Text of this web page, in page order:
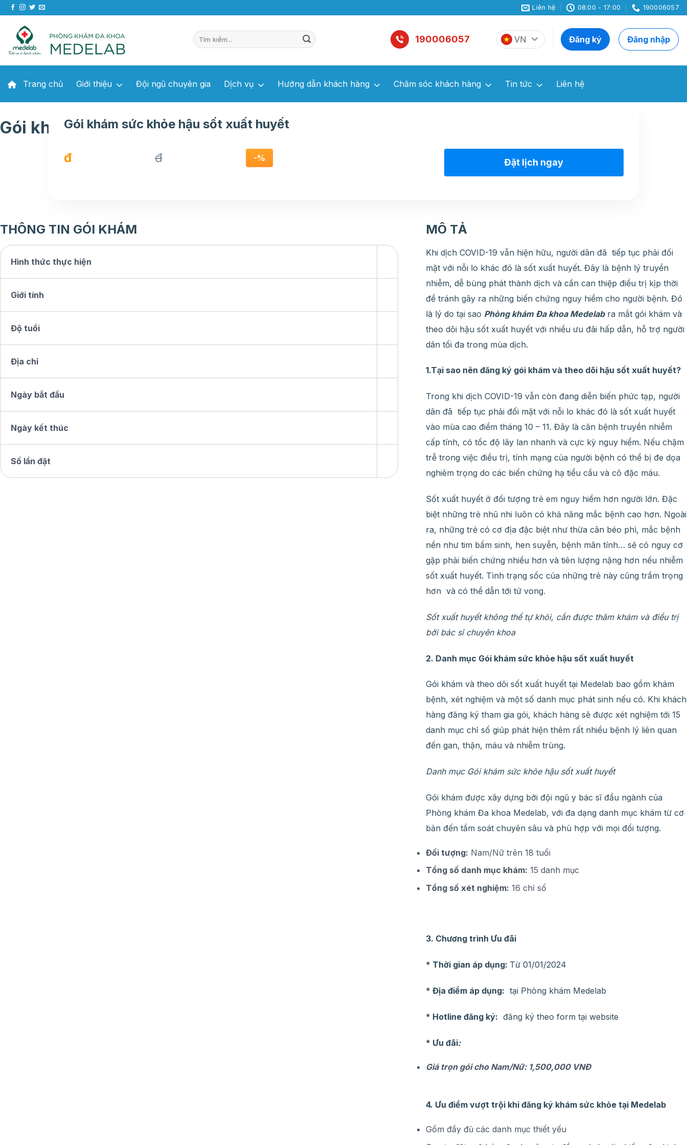
Chuyển
đến
dung
Liên hệ 08:00 - 17:00 190006057
190006057 VN Đăng ký Đăng nhập
Trang chủ Giới thiệu Đội ngũ chuyên gia Dịch vụ Hướng dẫn khách hàng Chăm sóc khách hàng Tin tức Liên hệ
Gói khám sức khỏe hậu sốt xuất huyết
Gói khám sức khỏe hậu sốt xuất huyết
đ đ -% Đặt lịch ngay
THÔNG TIN GÓI KHÁM
Hình thức thực hiện
Giới tính
Độ tuổi
Địa chỉ
Ngày bắt đầu
Ngày kết thúc
Số lần đặt
MÔ TẢ
Khi dịch COVID-19 vẫn hiện hữu, người dân đã tiếp tục phải đối
mặt với nỗi lo khác đó là sốt xuất huyết. Đây là bệnh lý truyền
nhiễm, dễ bùng phát thành dịch và cần can thiệp điều trị kịp thời
để tránh gây ra những biến chứng nguy hiểm cho người bệnh. Đó
là lý do tại sao Phòng khám Đa khoa Medelabra mắt gói khám và
theo dõi hậu sốt xuất huyết với nhiều ưu đãi hấp dẫn, hỗ trợ người
dân tối đa trong mùa dịch.
1.Tại sao nên đăng ký gói khám và theo dõi hậu sốt xuất huyết?
Trong khi dịch COVID-19 vẫn còn đang diễn biến phức tạp, người
dân đã tiếp tục phải đối mặt với nỗi lo khác đó là sốt xuất huyết
vào mùa cao điểm tháng 10 – 11. Đây là căn bệnh truyền nhiễm
cấp tính, có tốc độ lây lan nhanh và cực kỳ nguy hiểm. Nếu chậm
trễ trong việc điều trị, tính mạng của người bệnh có thể bị đe dọa
nghiêm trọng do các biến chứng hạ tiểu cầu và cô đặc máu.
Sốt xuất huyết ở đối tượng trẻ em nguy hiểm hơn người lớn. Đặc
biệt những trẻ nhũ nhi luôn có khả năng mắc bệnh cao hơn. Ngoài
ra, những trẻ có cơ địa đặc biệt như thừa cân béo phì, mắc bệnh
nền như tim bẩm sinh, hen suyễn, bệnh mãn tính… sẽ có nguy cơ
gặp phải biến chứng nhiều hơn và tiên lượng nặng hơn nếu nhiễm
sốt xuất huyết. Tình trạng sốc của những trẻ này cũng trầm trọng
hơn và có thể dẫn tới tử vong.
Sốt xuất huyết không thể tự khỏi, cần được thăm khám và điều trị
bởi bác sĩ chuyên khoa
2. Danh mục Gói khám sức khỏe hậu sốt xuất huyết
Gói khám và theo dõi sốt xuất huyết tại Medelab bao gồm khám
bệnh, xét nghiệm và một số danh mục phát sinh nếu có. Khi khách
hàng đăng ký tham gia gói, khách hàng sẽ được xét nghiệm tới 15
danh mục chỉ số giúp phát hiện thêm rất nhiều bệnh lý liên quan
đến gan, thận, máu và nhiễm trùng.
Danh mục Gói khám sức khỏe hậu sốt xuất huyết
Gói khám được xây dựng bởi đội ngũ y bác sĩ đầu ngành của
Phòng khám Đa khoa Medelab, với đa dạng danh mục khám từ cơ
bản đến tầm soát chuyên sâu và phù hợp với mọi đối tượng.
Đối tượng: Nam/Nữ trên 18 tuổi
Tổng số danh mục khám: 15 danh mục
Tổng số xét nghiệm: 16 chỉ số
3. Chương trình Ưu đãi
* Thời gian áp dụng: Từ 01/01/2024
* Địa điểm áp dụng: tại Phòng khám Medelab
* Hotline đăng ký: đăng ký theo form tại website
* Ưu đãi:
Giá trọn gói cho Nam/Nữ: 1,500,000 VNĐ
4. Ưu điểm vượt trội khi đăng ký khám sức khỏe tại Medelab
Gồm đầy đủ các danh mục thiết yếu